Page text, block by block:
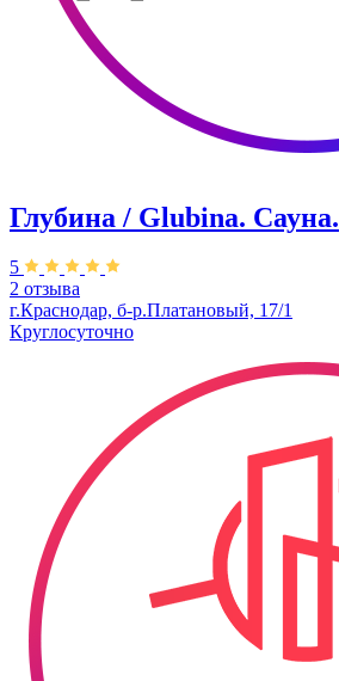
Глубина / Glubina. Сауна.
5
2 отзыва
г.Краснодар, б-р.​Платановый, 17/1
Круглосуточно